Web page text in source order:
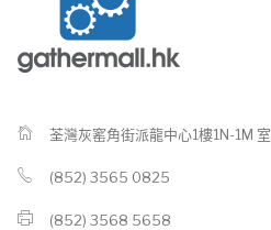
荃灣灰窰角街派龍中心1樓1N-1M 室
(852) 3565 0825
(852) 3568 5658